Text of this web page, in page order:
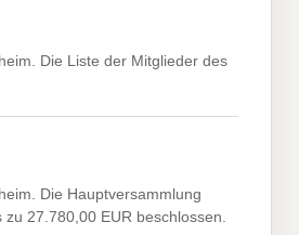
Die Liste der Mitglieder des
Die Hauptversammlung
27.780,00 EUR beschlossen.